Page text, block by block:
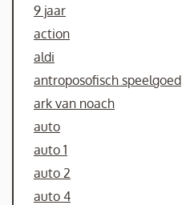
9 jaar
action
aldi
antroposofisch speelgoed
ark van noach
auto
auto 1
auto 2
auto 4